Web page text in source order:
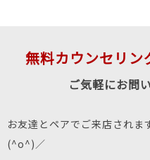
無料カウンセリン
ご気軽にお問
お友達とペアでご来店されま
(^o^)／